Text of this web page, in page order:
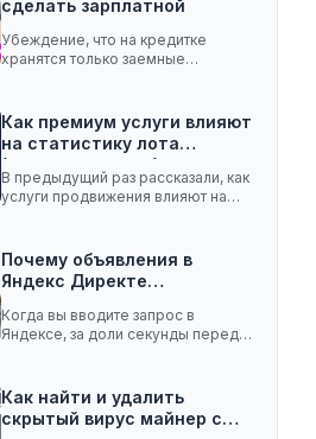
сделать зарплатной
Убеждение, что на кредитке
хранятся только заемные
Как премиум услуги влияют
на статистику лота
(телеграм-канал)
В предыдущий раз рассказали, как
услуги продвижения влияют на
Почему объявления в
Яндекс Директе
Когда вы вводите запрос в
Яндексе, за доли секунды перед
Как найти и удалить
скрытый вирус майнер с…